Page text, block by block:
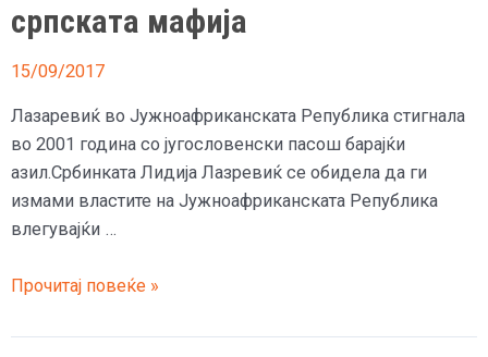
српската мафија
15/09/2017
Лазаревиќ во Јужноафриканската Република стигнала
во 2001 година со југословенски пасош барајќи
азил.Србинката Лидија Лазревиќ се обидела да ги
измами властите на Јужноафриканската Република
влегувајќи …
Лидија
Јужноафриканската
Прочитај повеќе »